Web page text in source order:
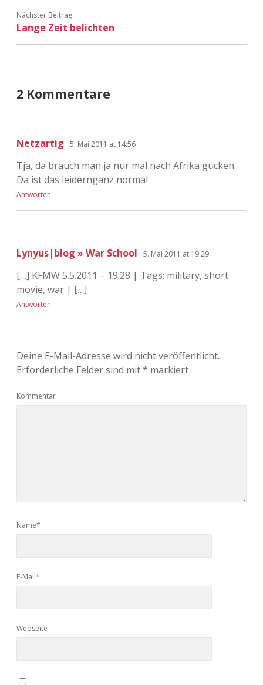
Adventskalender 2023
Nächster Beitrag
Lange Zeit belichten
2 Kommentare
Netzartig 5. Mai 2011 at 14:56
Tja, da brauch man ja nur mal nach Afrika gucken.
Da ist das leidernganz normal
Antworten
Lynyus|blog » War School 5. Mai 2011 at 19:29
[…] KFMW 5.5.2011 – 19:28 | Tags: military, short
movie, war | […]
Antworten
Deine E-Mail-Adresse wird nicht veröffentlicht.
Erforderliche Felder sind mit* markiert
Kommentar
Name*
E-Mail*
Webseite